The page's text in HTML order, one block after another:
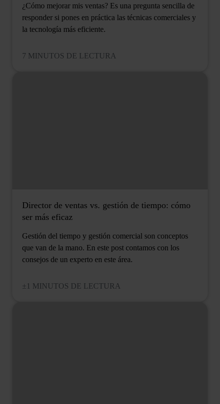
¿Cómo mejorar mis ventas? Es una pregunta sencilla de
responder si pones en práctica las técnicas comerciales y
la tecnología más eficiente.
7 MINUTOS DE LECTURA
Director de ventas vs. gestión de tiempo: cómo
ser más eficaz
Gestión del tiempo y gestión comercial son conceptos
que van de la mano. En este post contamos con los
consejos de un experto en este área.
±1 MINUTOS DE LECTURA